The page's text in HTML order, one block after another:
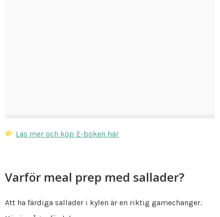
Läs mer och köp E-boken här
Varför meal prep med sallader?
Att ha färdiga sallader i kylen är en riktig gamechanger.